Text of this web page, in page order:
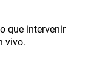
que intervenir
vivo.